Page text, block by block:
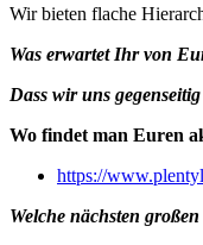
Wir bieten flache
Was erwartet Ihr von
Dass wir uns
Wo findet man Euren
https://
Welche nächsten